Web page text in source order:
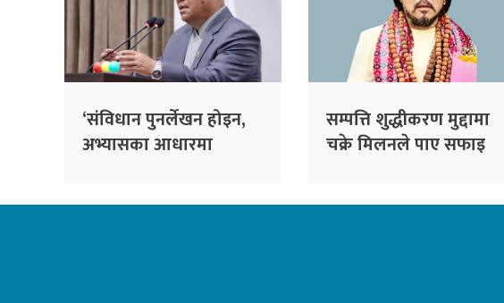
‘संविधान पुनर्लेखन होइन,
अभ्यासका आधारमा
सम्पत्ति शुद्धीकरण मुद्दामा
चक्रे मिलनले पाए सफाइ